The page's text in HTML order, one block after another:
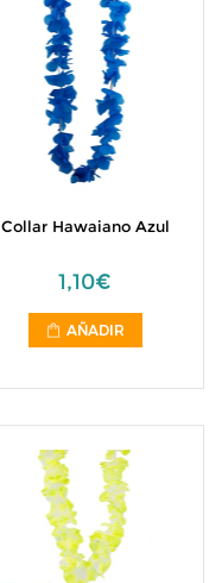
Collar Hawaiano Azul
1,10€
AÑADIR